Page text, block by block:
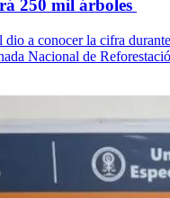
250 mil árboles
dio a conocer la cifra
Nacional de